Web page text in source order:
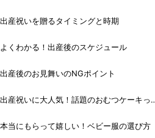
出産祝いを贈るタイミングと時期
よくわかる！出産後のスケジュール
出産後のお見舞いのNGポイント
出産祝いに大人気！話題のおむつケーキっ
本当にもらって嬉しい！ベビー服の選び方